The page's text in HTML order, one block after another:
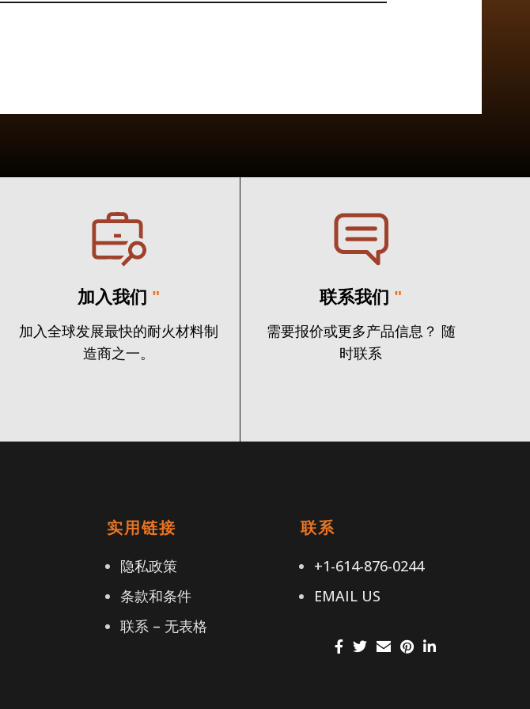
加入我们 "
加入全球发展最快的耐火材料制
造商之一。
联系我们 "
需要报价或更多产品信息？ 随
时联系
实用链接
隐私政策
条款和条件
联系 – 无表格
联系
+1-614-876-0244
EMAIL US